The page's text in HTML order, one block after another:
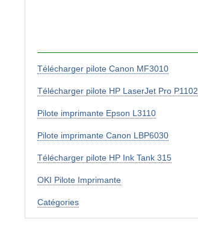
Télécharger pilote Canon MF3010
Télécharger pilote HP LaserJet Pro P1102
Pilote imprimante Epson L3110
Pilote imprimante Canon LBP6030
Télécharger pilote HP Ink Tank 315
OKI Pilote Imprimante
Catégories